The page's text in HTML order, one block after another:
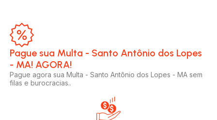
Pague sua Multa - Santo Antônio dos Lopes
- MA! AGORA!​
Pague agora sua Multa - Santo Antônio dos Lopes - MA sem
filas e burocracias..